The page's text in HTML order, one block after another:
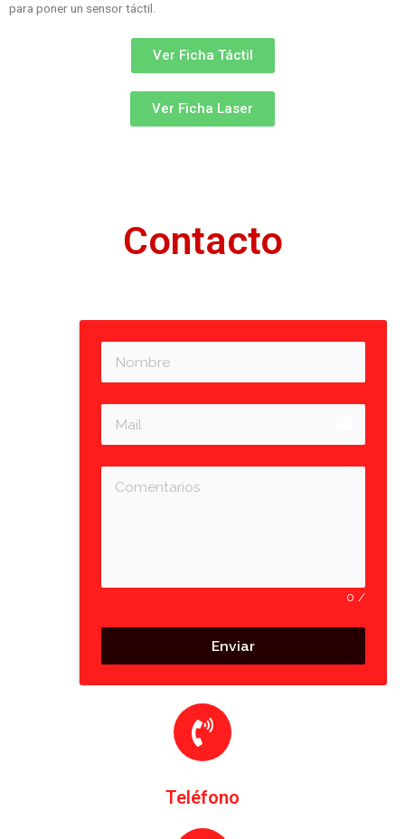
para poner un sensor táctil.
Ver Ficha Táctil
Ver Ficha Laser
Contacto
0 /
Enviar
Teléfono